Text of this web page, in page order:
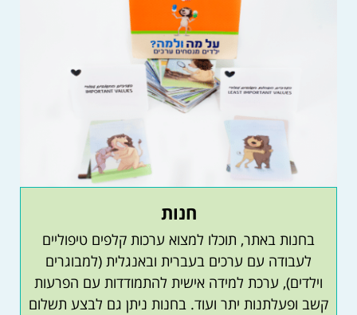
חנות
בחנות באתר, תוכלו למצוא ערכות קלפים טיפוליים
לעבודה עם ערכים בעברית ובאנגלית (למבוגרים
וילדים), ערכת למידה אישית להתמודדות עם הפרעות
קשב ופעלתנות יתר ועוד. בחנות ניתן גם לבצע תשלום